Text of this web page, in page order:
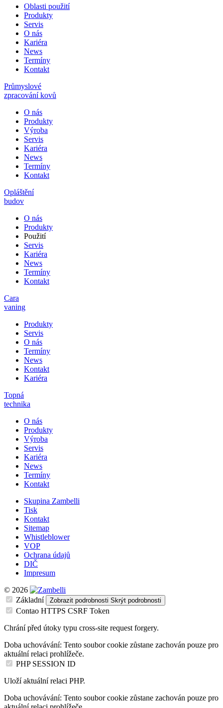
Oblasti použití
Produkty
Servis
O nás
Kariéra
News
Termíny
Kontakt
Průmyslové
zpracování kovů
O nás
Produkty
Výroba
Servis
Kariéra
News
Termíny
Kontakt
Opláštění
budov
O nás
Produkty
Použití
Servis
Kariéra
News
Termíny
Kontakt
Cara
vaning
Produkty
Servis
O nás
Termíny
News
Kontakt
Kariéra
Topná
technika
O nás
Produkty
Výroba
Servis
Kariéra
News
Termíny
Kontakt
Skupina Zambelli
Tisk
Kontakt
Sitemap
Whistleblower
VOP
Ochrana údajů
DIČ
Impresum
© 2026
Základní
Zobrazit podrobnosti Skrýt podrobnosti
Contao HTTPS CSRF Token
Chrání před útoky typu cross-site request forgery.
Doba uchovávání: Tento soubor cookie zůstane zachován pouze pro
aktuální relaci prohlížeče.
PHP SESSION ID
Uloží aktuální relaci PHP.
Doba uchovávání: Tento soubor cookie zůstane zachován pouze pro